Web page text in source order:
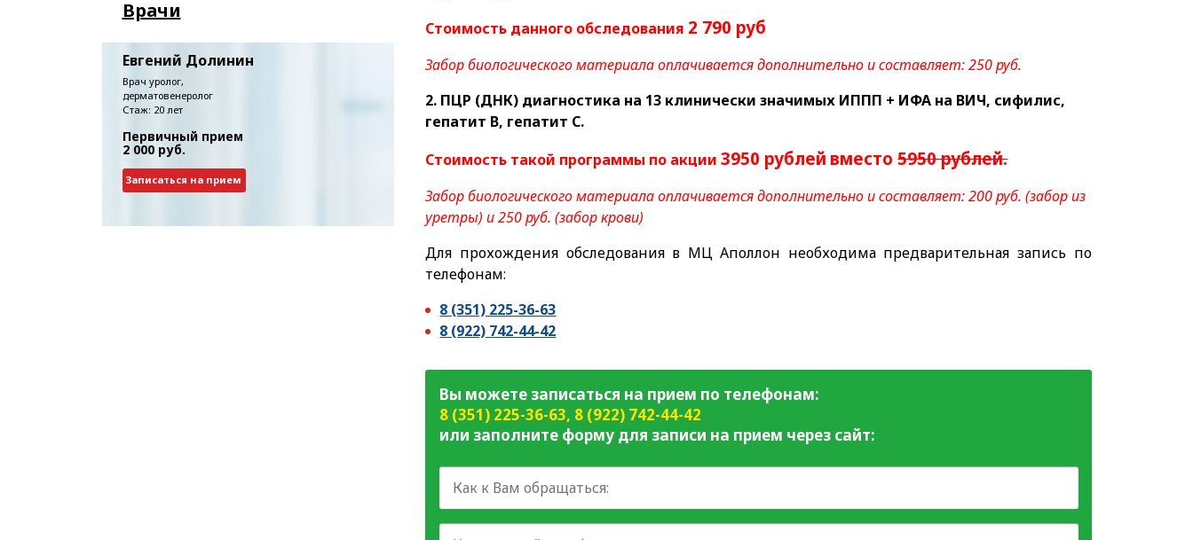
Стоимость данного обследования 2 790 руб
Забор биологического материала оплачивается дополнительно и составляет: 250 руб.
2. ПЦР (ДНК) диагностика на 13 клинически значимых ИППП + ИФА на ВИЧ, сифилис,
гепатит В, гепатит С.
Стоимость такой программы по акции3950 рублей вместо5950 рублей.
Забор биологического материала оплачивается дополнительно и составляет: 200 руб. (забор из
уретры) и 250 руб. (забор крови)
Для прохождения обследования в МЦ Аполлон необходима предварительная запись по
телефонам:
8 (351) 225-36-63
8 (922) 742-44-42
Вы можете записаться на прием по телефонам:
8 (351) 225-36-63, 8 (922) 742-44-42
или заполните форму для записи на прием через сайт:
Врачи
Евгений Долинин
Врач уролог,
дерматовенеролог
Стаж: 20 лет
Первичный прием
2 000 руб.
Записаться на прием